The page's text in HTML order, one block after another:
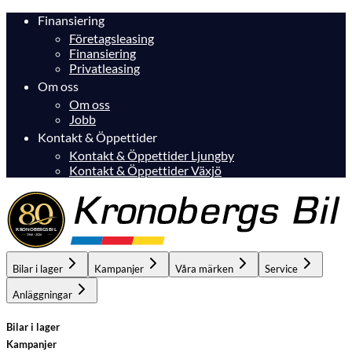
Finansiering
Företagsleasing
Finansiering
Privatleasing
Om oss
Om oss
Jobb
Kontakt & Öppettider
Kontakt & Öppettider Ljungby
Kontakt & Öppettider Växjö
Bilar i lager Kampanjer Våra märken Service
Anläggningar
Bilar i lager
Kampanjer